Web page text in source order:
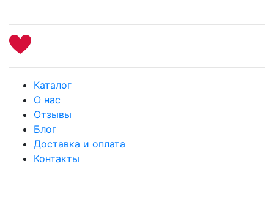
Каталог
О нас
Отзывы
Блог
Доставка и оплата
Контакты